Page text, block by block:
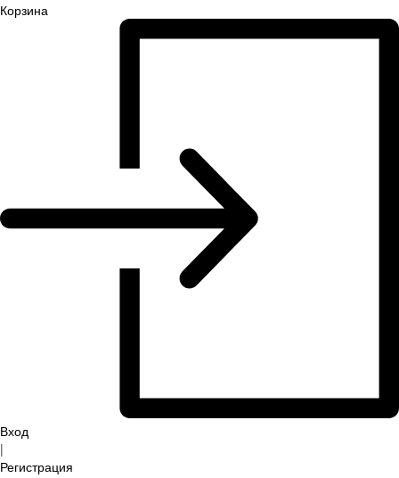
Корзина
Вход
|
Регистрация